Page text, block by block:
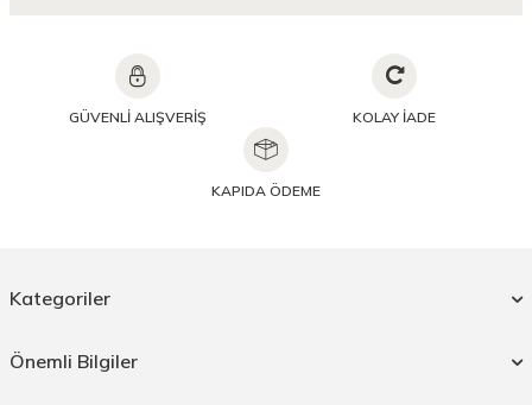
GÜVENLİ ALIŞVERİŞ KOLAY İADE
KAPIDA ÖDEME
Kategoriler
Önemli Bilgiler